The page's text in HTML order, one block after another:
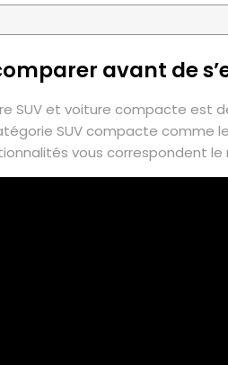
avant de
SUV et voiture compacte
SUV compacte comme le
vous correspondent le